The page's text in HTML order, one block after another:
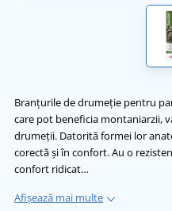
Branțurile de drumeție pentru
care pot beneficia montaniarzii,
drumeții. Datorită formei lor
corectă și în confort. Au o
confort ridicat…
Afișează mai multe